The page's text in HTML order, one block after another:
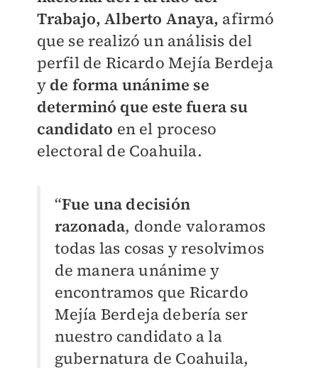
Trabajo, Alberto Anaya, afirmó
que se realizó un análisis del
perfil de Ricardo Mejía Berdeja
y de forma unánime se
determinó que este fuera su
candidato en el proceso
electoral de Coahuila.
“Fue una decisión
razonada, donde valoramos
todas las cosas y resolvimos
de manera unánime y
encontramos que Ricardo
Mejía Berdeja debería ser
nuestro candidato a la
gubernatura de Coahuila,